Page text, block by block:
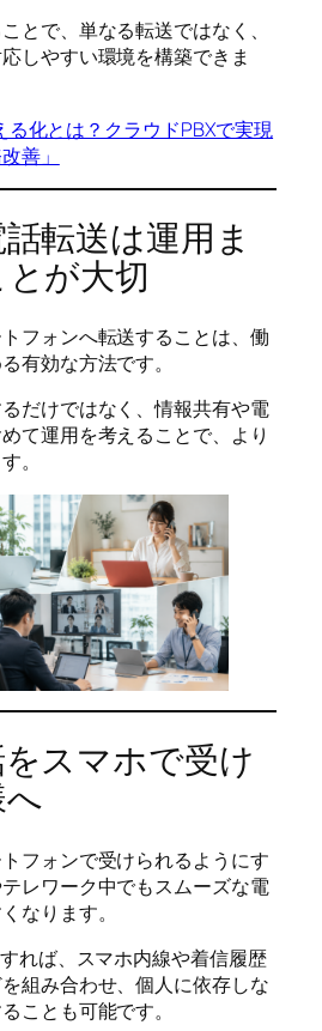
とで、単なる転送ではなく、
しやすい環境を構築できま
る化とは？クラウドPBXで実現
善」
転送は運用ま
が大切
フォンへ転送することは、働
有効な方法です。
だけではなく、情報共有や電
て運用を考えることで、より
。
スマホで受け
フォンで受けられるようにす
レワーク中でもスムーズな電
なります。
れば、スマホ内線や着信履歴
組み合わせ、個人に依存しな
ことも可能です。